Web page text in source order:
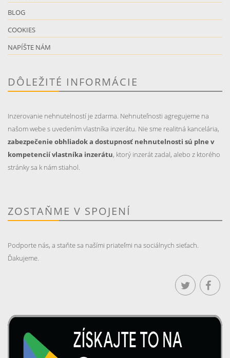
BLOG
COOKIES
NAPÍŠTE NÁM
DÔLEŽITÉ INFORMÁCIE
Inzerovanie nehnutelností je zdarma. Nehnuteľnosti agregujeme na
našom webe s uvedením vlastníka inzerátu. Nie sme realitná kancelária,
zabezpečenie obhliadok a dostupnosť nehnutelnosti sú plne v
kompetencií vlastníka inzerátu, ktorý inzerát zadal, alebo z ktorého
stránky sa k nám stiahol.
ZOSTAŇME V SPOJENÍ
Podporte nás, a staňte sa našími priateľmi na sociálnych sieťach.
Ďakujeme.